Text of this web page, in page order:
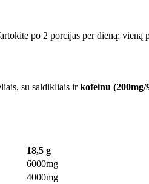
po 2 porcijas per dieną:
su saldikliais irkofeinu
18,5 g
6000mg
4000mg